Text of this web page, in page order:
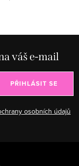
váš e-mail
osobních údajů
PŘIHLÁSIT SE